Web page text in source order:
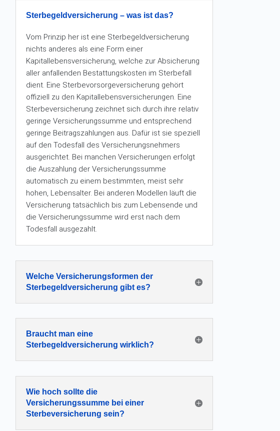
Sterbegeldversicherung – was ist das?
Vom Prinzip her ist eine Sterbegeldversicherung
nichts anderes als eine Form einer
Kapitallebensversicherung, welche zur Absicherung
aller anfallenden Bestattungskosten im Sterbefall
dient. Eine Sterbevorsorgeversicherung gehört
offiziell zu den Kapitallebensversicherungen. Eine
Sterbeversicherung zeichnet sich durch ihre relativ
geringe Versicherungssumme und entsprechend
geringe Beitragszahlungen aus. Dafür ist sie speziell
auf den Todesfall des Versicherungsnehmers
ausgerichtet. Bei manchen Versicherungen erfolgt
die Auszahlung der Versicherungssumme
automatisch zu einem bestimmten, meist sehr
hohen, Lebensalter. Bei anderen Modellen läuft die
Versicherung tatsächlich bis zum Lebensende und
die Versicherungssumme wird erst nach dem
Todesfall ausgezahlt.
Welche Versicherungsformen der
Sterbegeldversicherung gibt es?
Braucht man eine
Sterbegeldversicherung wirklich?
Wie hoch sollte die
Versicherungssumme bei einer
Sterbeversicherung sein?